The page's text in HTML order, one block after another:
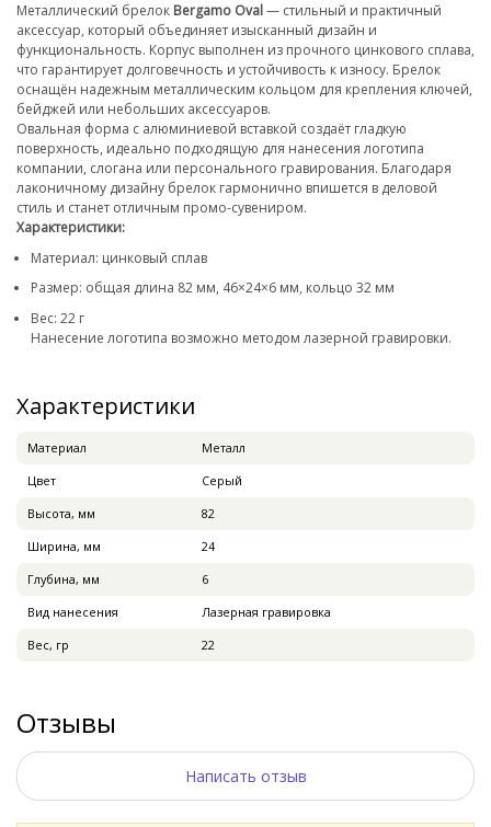
Металлический брелок Bergamo Oval— стильный и практичный
аксессуар, который объединяет изысканный дизайн и
функциональность. Корпус выполнен из прочного цинкового сплава,
что гарантирует долговечность и устойчивость к износу. Брелок
оснащён надежным металлическим кольцом для крепления ключей,
бейджей или небольших аксессуаров.
Овальная форма с алюминиевой вставкой создаёт гладкую
поверхность, идеально подходящую для нанесения логотипа
компании, слогана или персонального гравирования. Благодаря
лаконичному дизайну брелок гармонично впишется в деловой
стиль и станет отличным промо-сувениром.
Характеристики:
Материал: цинковый сплав
Размер: общая длина 82 мм, 46×24×6 мм, кольцо 32 мм
Вес: 22 г
Нанесение логотипа возможно методом лазерной гравировки.
Характеристики
Материал
Металл
Цвет
Серый
Высота, мм
82
Ширина, мм
24
Глубина, мм
6
Вид нанесения
Лазерная гравировка
Вес, гр
22
Отзывы
Написать отзыв